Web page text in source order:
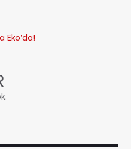
Eko’da!